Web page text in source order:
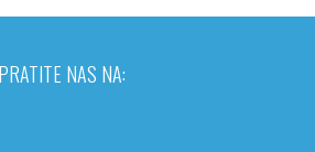
PRATITE NAS NA: